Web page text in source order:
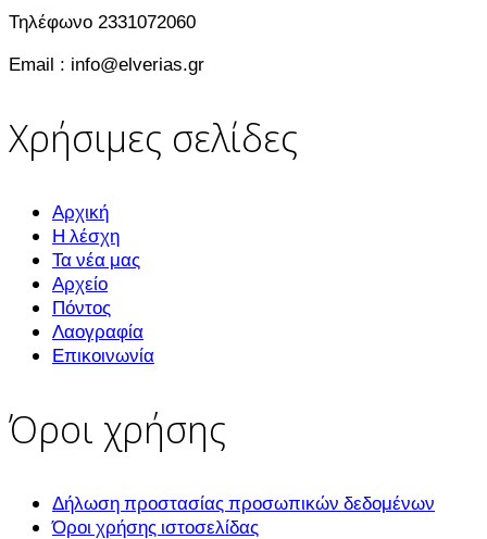
Τηλέφωνο 2331072060
Email : info@elverias.gr
Χρήσιμες σελίδες
Αρχική
Η λέσχη
Τα νέα μας
Αρχείο
Πόντος
Λαογραφία
Επικοινωνία
Όροι χρήσης
Δήλωση προστασίας προσωπικών δεδομένων
Όροι χρήσης ιστοσελίδας